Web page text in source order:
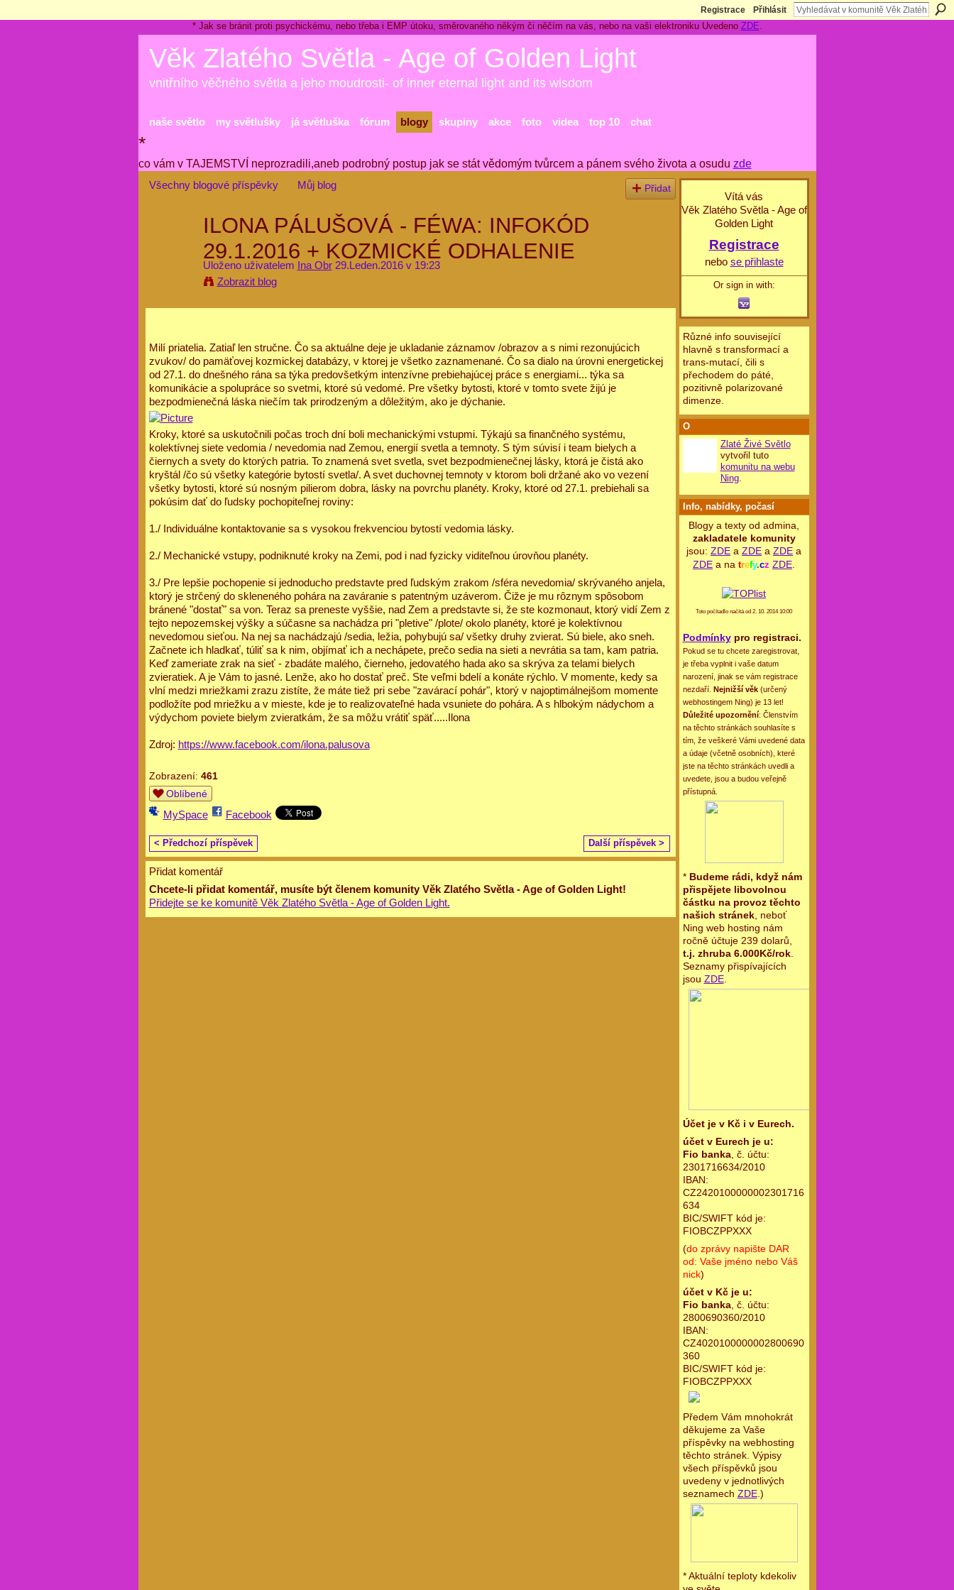
Registrace Přihlásit
* Jak se bránit proti psychickému, nebo třeba i EMP útoku, směrovaného někým či něčím na vás, nebo na vaši elektroniku Uvedeno ZDE.
Věk Zlatého Světla - Age of Golden Light
vnitřního věčného světla a jeho moudrosti- of inner eternal light and its wisdom
naše světlo my světlušky já světluška fórum blogy skupiny akce foto videa top 10 chat
*
co vám v TAJEMSTVÍ neprozradili,aneb podrobný postup jak se stát vědomým tvůrcem a pánem svého života a osudu zde
Všechny blogové příspěvky
Můj blog Přidat
ILONA PÁLUŠOVÁ - FÉWA: INFOKÓD
29.1.2016 + KOZMICKÉ ODHALENIE
Uloženo uživatelem Ina Obr29.Leden.2016 v 19:23
Zobrazit blog
Milí priatelia. Zatiaľ len stručne. Čo sa aktuálne deje je ukladanie záznamov /obrazov a s nimi rezonujúcich
zvukov/ do pamäťovej kozmickej databázy, v ktorej je všetko zaznamenané. Čo sa dialo na úrovni energetickej
od 27.1. do dnešného rána sa týka predovšetkým intenzívne prebiehajúcej práce s energiami... týka sa
komunikácie a spolupráce so svetmi, ktoré sú vedomé. Pre všetky bytosti, ktoré v tomto svete žijú je
bezpodmienečná láska niečím tak prirodzeným a dôležitým, ako je dýchanie.
Kroky, ktoré sa uskutočnili počas troch dní boli mechanickými vstupmi. Týkajú sa finančného systému,
kolektívnej siete vedomia / nevedomia nad Zemou, energií svetla a temnoty. S tým súvisí i team bielych a
čiernych a svety do ktorých patria. To znamená svet svetla, svet bezpodmienečnej lásky, ktorá je čistá ako
kryštál /čo sú všetky kategórie bytostí svetla/. A svet duchovnej temnoty v ktorom boli držané ako vo vezení
všetky bytosti, ktoré sú nosným pilierom dobra, lásky na povrchu planéty. Kroky, ktoré od 27.1. prebiehali sa
pokúsim dať do ľudsky pochopiteľnej roviny:
1./ Individuálne kontaktovanie sa s vysokou frekvenciou bytostí vedomia lásky.
2./ Mechanické vstupy, podniknuté kroky na Zemi, pod i nad fyzicky viditeľnou úrovňou planéty.
3./ Pre lepšie pochopenie si jednoducho predstavte pred ľudským zrakom /sféra nevedomia/ skrývaného anjela,
ktorý je strčený do skleneného pohára na zaváranie s patentným uzáverom. Čiže je mu rôznym spôsobom
bránené "dostať" sa von. Teraz sa preneste vyššie, nad Zem a predstavte si, že ste kozmonaut, ktorý vidí Zem z
tejto nepozemskej výšky a súčasne sa nachádza pri "pletive" /plote/ okolo planéty, ktoré je kolektívnou
nevedomou sieťou. Na nej sa nachádzajú /sedia, ležia, pohybujú sa/ všetky druhy zvierat. Sú biele, ako sneh.
Začnete ich hladkať, túliť sa k nim, objímať ich a nechápete, prečo sedia na sieti a nevrátia sa tam, kam patria.
Keď zameriate zrak na sieť - zbadáte malého, čierneho, jedovatého hada ako sa skrýva za telami bielych
zvieratiek. A je Vám to jasné. Lenže, ako ho dostať preč. Ste veľmi bdelí a konáte rýchlo. V momente, kedy sa
vlní medzi mriežkami zrazu zistíte, že máte tiež pri sebe "zavárací pohár", ktorý v najoptimálnejšom momente
podložíte pod mriežku a v mieste, kde je to realizovateľné hada vsuniete do pohára. A s hlbokým nádychom a
výdychom poviete bielym zvieratkám, že sa môžu vrátiť späť.....Ilona
Zdroj: https://www.facebook.com/ilona.palusova
Zobrazení: 461
Oblíbené
MySpace Facebook
< Předchozí příspěvek Další příspěvek >
Přidat komentář
Chcete-li přidat komentář, musíte být členem komunity Věk Zlatého Světla - Age of Golden Light!
Přidejte se ke komunitě Věk Zlatého Světla - Age of Golden Light.
Vítá vás
Věk Zlatého Světla - Age of
Golden Light
Registrace
nebo se přihlaste
Or sign in with:
Různé info související
hlavně s transformací a
trans-mutací, čili s
přechodem do páté,
pozitivně polarizované
dimenze.
O
Zlaté Živé Světlo
vytvořil tuto
komunitu na webu
Ning.
Info, nabídky, počasí
Blogy a texty od admina,
zakladatele komunity
jsou: ZDE a ZDE a ZDE a
ZDE a na trefy.cz ZDE
Toto počítadlo načítá od 2. 10. 2014 10:00
Podmínkypro registraci.
Pokud se tu chcete zaregistrovat,
je třeba vyplnit i vaše datum
narození, jinak se vám registrace
nezdaří. Nejnižší věk(určený
webhostingem Ning) je 13 let!
Důležité upozornění: Členstvím
na těchto stránkách souhlasíte s
tím, že veškeré Vámi uvedené data
a údaje (včetně osobních), které
jste na těchto stránkách uvedli a
uvedete, jsou a budou veřejně
přístupná.
* Budeme rádi, když nám
přispějete libovolnou
částku na provoz těchto
našich stránek, neboť
Ning web hosting nám
ročně účtuje 239 dolarů,
t.j. zhruba 6.000Kč/rok.
Seznamy přispívajících
jsou ZDE.
Účet je v Kč i v Eurech.
účet v Eurech je u:
Fio banka, č. účtu:
2301716634/2010
IBAN:
CZ2420100000002301716
634
BIC/SWIFT kód je:
FIOBCZPPXXX
(do zprávy napište DAR
od: Vaše jméno nebo Váš
nick)
účet v Kč je u:
Fio banka, č. účtu:
2800690360/2010
IBAN:
CZ4020100000002800690
360
BIC/SWIFT kód je:
FIOBCZPPXXX
Předem Vám mnohokrát
děkujeme za Vaše
příspěvky na webhosting
těchto stránek. Výpisy
všech příspěvků jsou
uvedeny v jednotlivých
seznamech ZDE.)
* Aktuální teploty kdekoliv